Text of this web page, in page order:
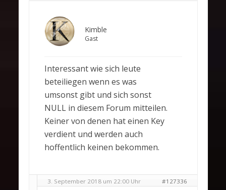
Kimble
Gast
Interessant wie sich leute
beteiliegen wenn es was
umsonst gibt und sich sonst
NULL in diesem Forum mitteilen.
Keiner von denen hat einen Key
verdient und werden auch
hoffentlich keinen bekommen.
3. September 2018 um 22:00 Uhr #127336